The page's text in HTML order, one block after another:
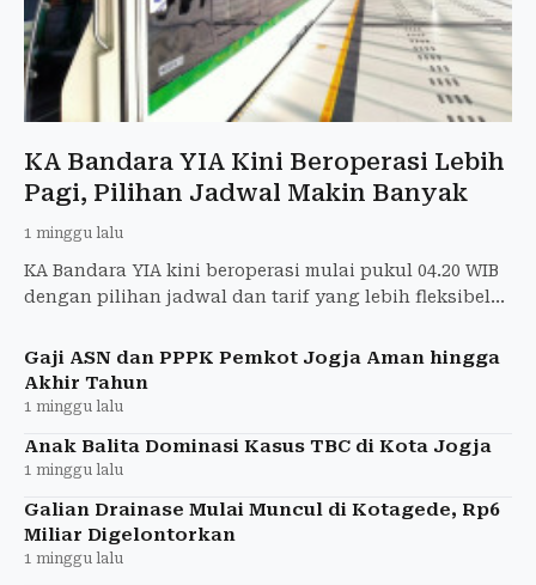
KA Bandara YIA Kini Beroperasi Lebih
Pagi, Pilihan Jadwal Makin Banyak
1 minggu lalu
KA Bandara YIA kini beroperasi mulai pukul 04.20 WIB
dengan pilihan jadwal dan tarif yang lebih fleksibel
Gaji ASN dan PPPK Pemkot Jogja Aman hingga
Akhir Tahun
1 minggu lalu
Anak Balita Dominasi Kasus TBC di Kota Jogja
1 minggu lalu
Galian Drainase Mulai Muncul di Kotagede, Rp6
Miliar Digelontorkan
1 minggu lalu